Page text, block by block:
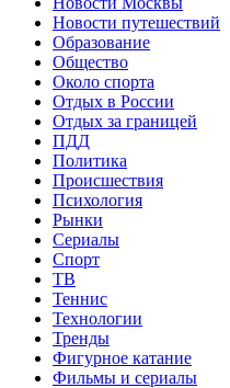
Новости путешествий
Образование
Общество
Около спорта
Отдых в России
Отдых за границей
ПДД
Политика
Происшествия
Психология
Рынки
Сериалы
Спорт
ТВ
Теннис
Технологии
Тренды
Фигурное катание
Фильмы и сериалы